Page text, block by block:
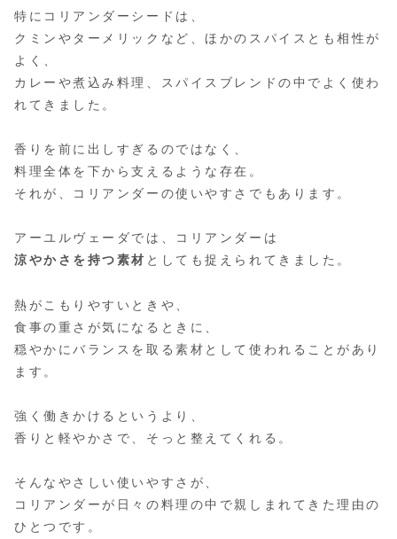
特にコリアンダーシードは、
クミンやターメリックなど、ほかのスパイスとも相性が
よく、
カレーや煮込み料理、スパイスブレンドの中でよく使わ
れてきました。
香りを前に出しすぎるのではなく、
料理全体を下から支えるような存在。
それが、コリアンダーの使いやすさでもあります。
アーユルヴェーダでは、コリアンダーは
涼やかさを持つ素材 としても捉えられてきました。
熱がこもりやすいときや、
食事の重さが気になるときに、
穏やかにバランスを取る素材として使われることがあり
ます。
強く働きかけるというより、
香りと軽やかさで、そっと整えてくれる。
そんなやさしい使いやすさが、
コリアンダーが日々の料理の中で親しまれてきた理由の
ひとつです。